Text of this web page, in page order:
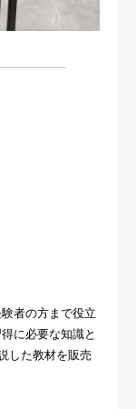
者の方まで役立
に必要な知識と
した教材を販売